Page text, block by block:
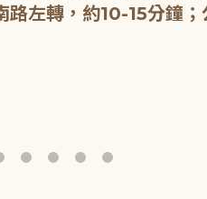
路左轉，約10-15分鐘